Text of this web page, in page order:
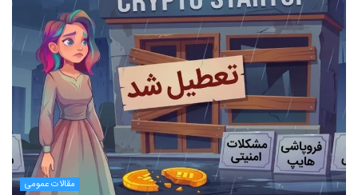
مقالات عمومی